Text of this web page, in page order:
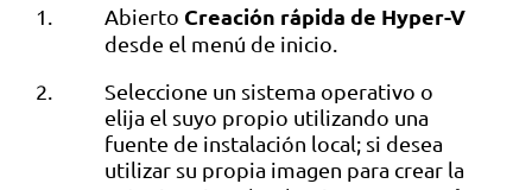
Abierto Creación rápida de Hyper-V
desde el menú de inicio.
Seleccione un sistema operativo o
elija el suyo propio utilizando una
fuente de instalación local; si desea
utilizar su propia imagen para crear la